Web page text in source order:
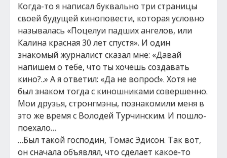
Когда-то я написал буквально три страницы
своей будущей киноповести, которая условно
называлась «Поцелуи падших ангелов, или
Калина красная 30 лет спустя». И один
знакомый журналист сказал мне: «Давай
напишем о тебе, что ты хочешь создавать
кино?..» А я ответил: «Да не вопрос!». Хотя не
был знаком тогда с киношниками совершенно.
Мои друзья, стронгмэны, познакомили меня в
это же время с Володей Турчинским. И пошло-
поехало…
…Был такой господин, Томас Эдисон. Так вот,
он сначала объявлял, что сделает какое-то